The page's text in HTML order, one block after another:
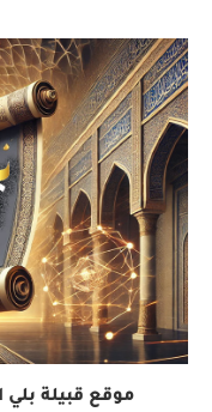
موقع قبيلة